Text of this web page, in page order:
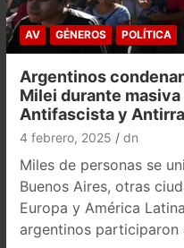
AV GÉNEROS POLÍTICA
Argentinos
Milei durante
Antifascista y
4 febrero, 2025 dn
Miles de personas se
Buenos Aires, otras
Europa y América
argentinos